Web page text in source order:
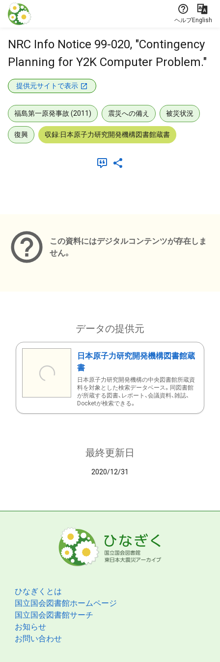
本文に飛ぶ
ヘルプEnglish
NRC Info Notice 99-020, "Contingency
Planning for Y2K Computer Problem."
提供元サイトで表示
福島第一原発事故 (2011) 震災への備え 被災状況
復興 収録:日本原子力研究開発機構図書館蔵書
この資料にはデジタルコンテンツが存在しま
せん。
データの提供元
日本原子力研究開発機構図書館蔵
書
日本原子力研究開発機構の中央図書館所蔵資
料を対象とした検索データベース。同図書館
が所蔵する図書、レポート、会議資料、雑誌、
Docketが検索できる。
最終更新日
2020/12/31
ひなぎくとは
国立国会図書館ホームページ
国立国会図書館サーチ
お知らせ
お問い合わせ